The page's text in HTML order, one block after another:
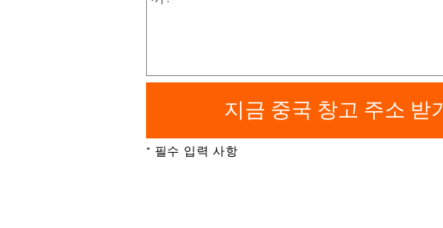
지금 중국 창고 주소 받기
* 필수 입력 사항